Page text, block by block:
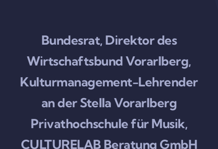
Bundesrat, Direktor des
Wirtschaftsbund Vorarlberg,
Kulturmanagement-Lehrender
an der Stella Vorarlberg
Privathochschule für Musik,
CULTURELAB Beratung GmbH